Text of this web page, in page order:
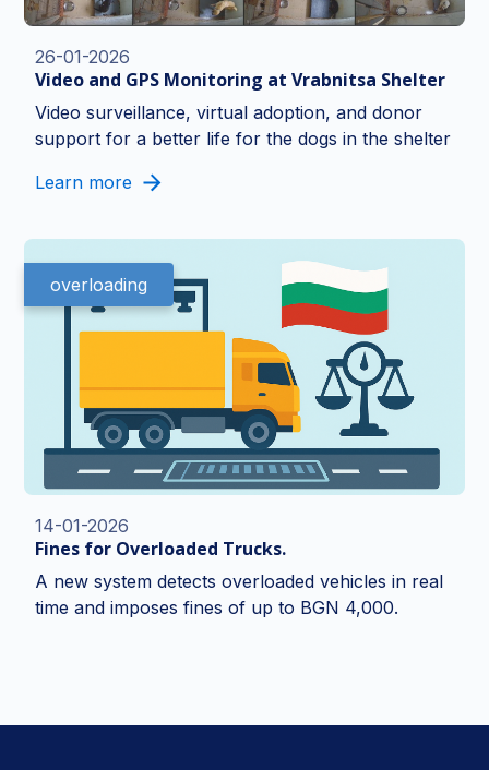
26-01-2026
Video and GPS Monitoring at Vrabnitsa Shelter
Video surveillance, virtual adoption, and donor
support for a better life for the dogs in the shelter
Learn more
overloading
14-01-2026
Fines for Overloaded Trucks.
A new system detects overloaded vehicles in real
time and imposes fines of up to BGN 4,000.